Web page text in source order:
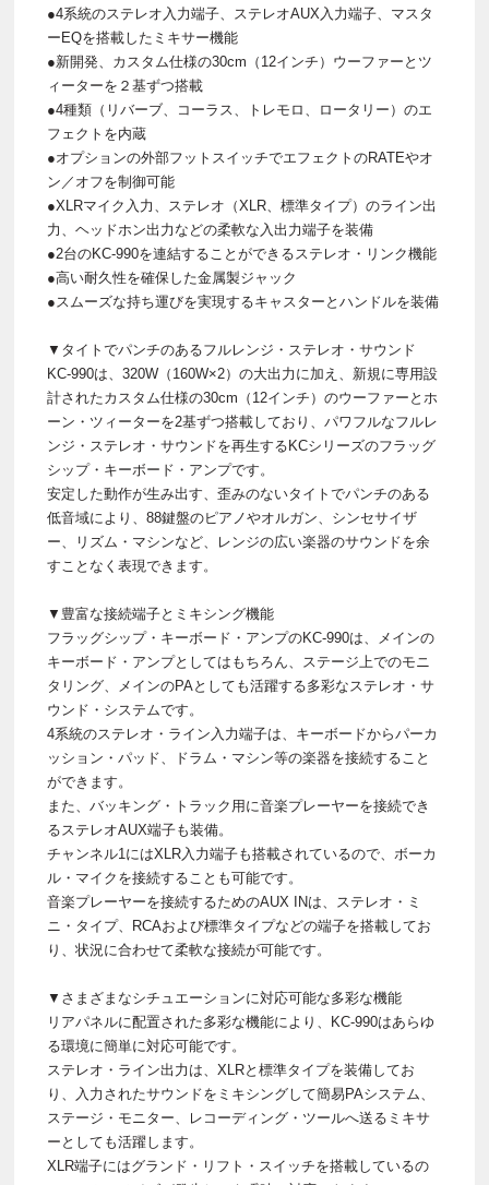
●4系統のステレオ入力端子、ステレオAUX入力端子、マスタ
ーEQを搭載したミキサー機能
●新開発、カスタム仕様の30cm（12インチ）ウーファーとツ
ィーターを２基ずつ搭載
●4種類（リバーブ、コーラス、トレモロ、ロータリー）のエ
フェクトを内蔵
●オプションの外部フットスイッチでエフェクトのRATEやオ
ン／オフを制御可能
●XLRマイク入力、ステレオ（XLR、標準タイプ）のライン出
力、ヘッドホン出力などの柔軟な入出力端子を装備
●2台のKC-990を連結することができるステレオ・リンク機能
●高い耐久性を確保した金属製ジャック
●スムーズな持ち運びを実現するキャスターとハンドルを装備
▼タイトでパンチのあるフルレンジ・ステレオ・サウンド
KC-990は、320W（160W×2）の大出力に加え、新規に専用設
計されたカスタム仕様の30cm（12インチ）のウーファーとホ
ーン・ツィーターを2基ずつ搭載しており、パワフルなフルレ
ンジ・ステレオ・サウンドを再生するKCシリーズのフラッグ
シップ・キーボード・アンプです。
安定した動作が生み出す、歪みのないタイトでパンチのある
低音域により、88鍵盤のピアノやオルガン、シンセサイザ
ー、リズム・マシンなど、レンジの広い楽器のサウンドを余
すことなく表現できます。
▼豊富な接続端子とミキシング機能
フラッグシップ・キーボード・アンプのKC-990は、メインの
キーボード・アンプとしてはもちろん、ステージ上でのモニ
タリング、メインのPAとしても活躍する多彩なステレオ・サ
ウンド・システムです。
4系統のステレオ・ライン入力端子は、キーボードからパーカ
ッション・パッド、ドラム・マシン等の楽器を接続すること
ができます。
また、バッキング・トラック用に音楽プレーヤーを接続でき
るステレオAUX端子も装備。
チャンネル1にはXLR入力端子も搭載されているので、ボーカ
ル・マイクを接続することも可能です。
音楽プレーヤーを接続するためのAUX INは、ステレオ・ミ
ニ・タイプ、RCAおよび標準タイプなどの端子を搭載してお
り、状況に合わせて柔軟な接続が可能です。
▼さまざまなシチュエーションに対応可能な多彩な機能
リアパネルに配置された多彩な機能により、KC-990はあらゆ
る環境に簡単に対応可能です。
ステレオ・ライン出力は、XLRと標準タイプを装備してお
り、入力されたサウンドをミキシングして簡易PAシステム、
ステージ・モニター、レコーディング・ツールへ送るミキサ
ーとしても活躍します。
XLR端子にはグランド・リフト・スイッチを搭載しているの